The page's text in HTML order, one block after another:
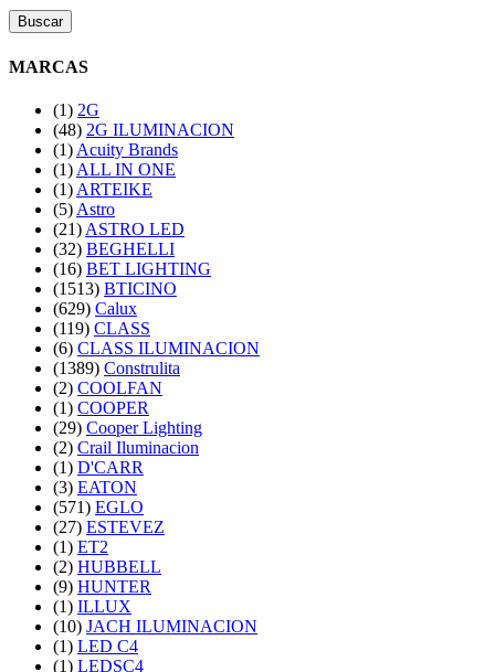
Buscar
MARCAS
(1) 2G
(48) 2G ILUMINACION
(1) Acuity Brands
(1) ALL IN ONE
(1) ARTEIKE
(5) Astro
(21) ASTRO LED
(32) BEGHELLI
(16) BET LIGHTING
(1513) BTICINO
(629) Calux
(119) CLASS
(6) CLASS ILUMINACION
(1389) Construlita
(2) COOLFAN
(1) COOPER
(29) Cooper Lighting
(2) Crail Iluminacion
(1) D'CARR
(3) EATON
(571) EGLO
(27) ESTEVEZ
(1) ET2
(2) HUBBELL
(9) HUNTER
(1) ILLUX
(10) JACH ILUMINACION
(1) LED C4
(1) LEDSC4